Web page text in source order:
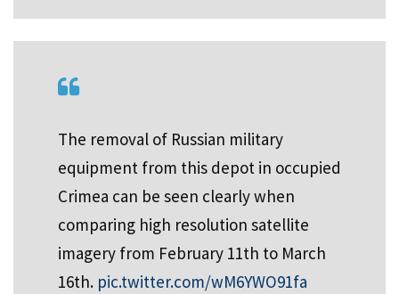
The removal of Russian military
equipment from this depot in occupied
Crimea can be seen clearly when
comparing high resolution satellite
imagery from February 11th to March
16th. pic.twitter.com/wM6YWO91fa